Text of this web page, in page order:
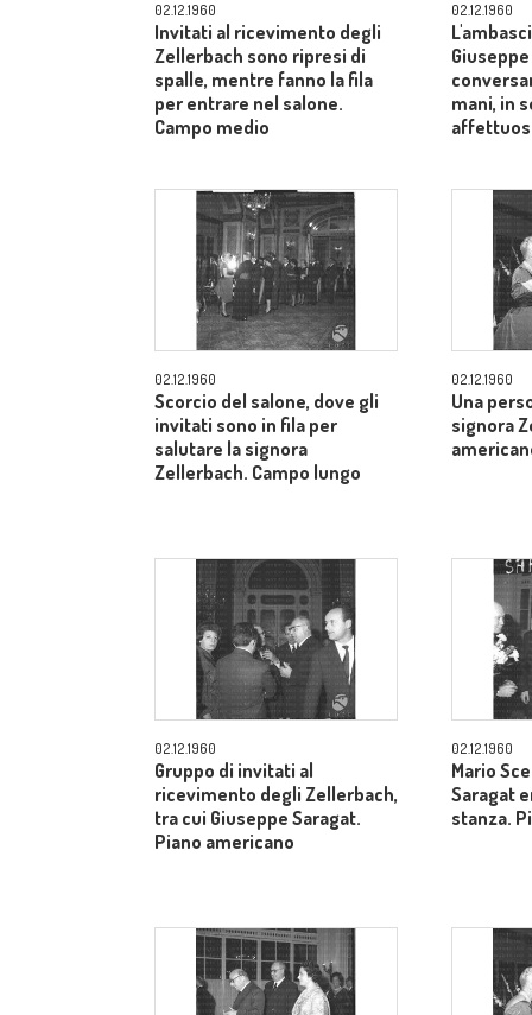
02.12.1960
Invitati al ricevimento degli
Zellerbach sono ripresi di
spalle, mentre fanno la fila
per entrare nel salone.
Campo medio
02.12.1960
mani, in
02.12.1960
Scorcio del salone, dove gli
invitati sono in fila per
salutare la signora
Zellerbach. Campo lungo
02.12.1960
Una
signora
02.12.1960
Gruppo di invitati al
ricevimento degli Zellerbach,
tra cui Giuseppe Saragat.
Piano americano
02.12.1960
Mario
Saragat
stanza.